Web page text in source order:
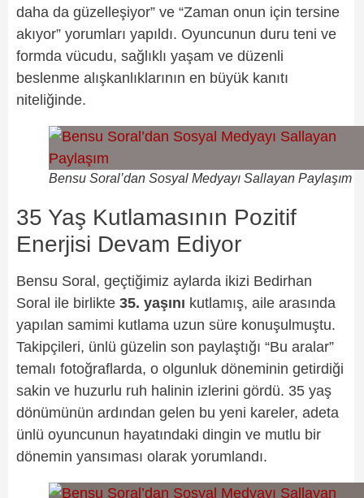
daha da güzelleşiyor” ve “Zaman onun için tersine
akıyor” yorumları yapıldı. Oyuncunun duru teni ve
formda vücudu, sağlıklı yaşam ve düzenli
beslenme alışkanlıklarının en büyük kanıtı
niteliğinde.
Bensu Soral’dan Sosyal Medyayı Sallayan Paylaşım
35 Yaş Kutlamasının Pozitif
Enerjisi Devam Ediyor
Bensu Soral, geçtiğimiz aylarda ikizi Bedirhan
Soral ile birlikte 35. yaşını kutlamış, aile arasında
yapılan samimi kutlama uzun süre konuşulmuştu.
Takipçileri, ünlü güzelin son paylaştığı “Bu aralar”
temalı fotoğraflarda, o olgunluk döneminin getirdiği
sakin ve huzurlu ruh halinin izlerini gördü. 35 yaş
dönümünün ardından gelen bu yeni kareler, adeta
ünlü oyuncunun hayatındaki dingin ve mutlu bir
dönemin yansıması olarak yorumlandı.